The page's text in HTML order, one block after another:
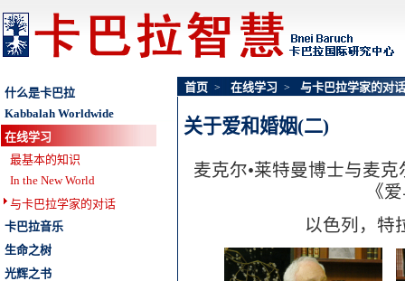
首页 > 在线学习 > 与卡巴拉学家的对
关于爱和婚姻(二)
麦克尔•莱特曼博士与麦
《
以色列，特
什么是卡巴拉
Kabbalah Worldwide
在线学习
最基本的知识
In the New World
与卡巴拉学家的对话
卡巴拉音乐
生命之树
光辉之书